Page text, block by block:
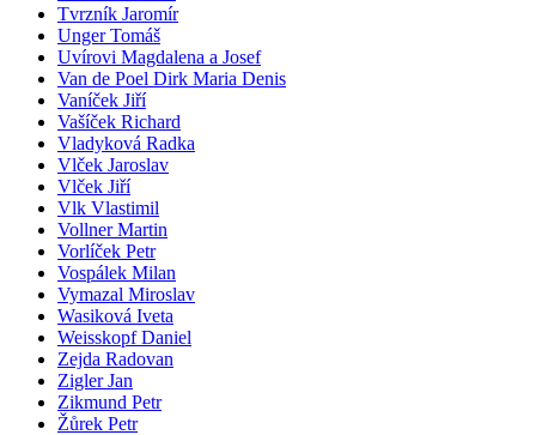
Tvrzník Jaromír
Unger Tomáš
Uvírovi Magdalena a Josef
Van de Poel Dirk Maria Denis
Vaníček Jiří
Vašíček Richard
Vladyková Radka
Vlček Jaroslav
Vlček Jiří
Vlk Vlastimil
Vollner Martin
Vorlíček Petr
Vospálek Milan
Vymazal Miroslav
Wasiková Iveta
Weisskopf Daniel
Zejda Radovan
Zigler Jan
Zikmund Petr
Žůrek Petr